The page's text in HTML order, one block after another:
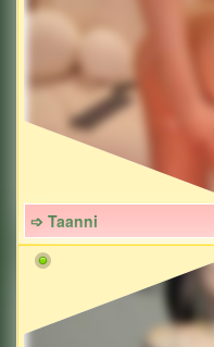
➩ Taanni